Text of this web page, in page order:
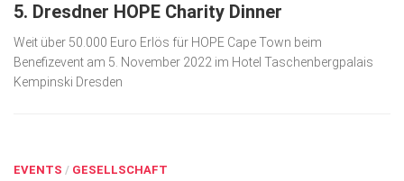
5. Dresdner HOPE Charity Dinner
Weit über 50.000 Euro Erlös für HOPE Cape Town beim
Benefizevent am 5. November 2022 im Hotel Taschenbergpalais
Kempinski Dresden
EVENTS / GESELLSCHAFT